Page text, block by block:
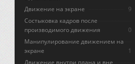
Движение на экране
9
Состыковка кадров после
производимого движения
0
Манипулирование движением на
экране
1
Движение внутри плана и вне